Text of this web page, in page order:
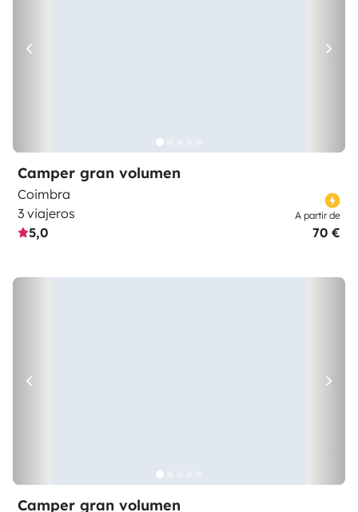
Camper gran volumen
Coimbra
3 viajeros
5,0
A partir de
70 €
Camper gran volumen